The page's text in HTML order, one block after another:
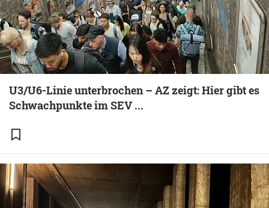
U3/U6-Linie unterbrochen – AZ zeigt: Hier gibt es
Schwachpunkte im SEV ...